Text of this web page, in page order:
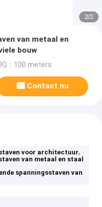
2/2
van metaal en
bouw
：100 meters
Contact nu
voor architectuur,
van metaal en staal
spanningsstaven van